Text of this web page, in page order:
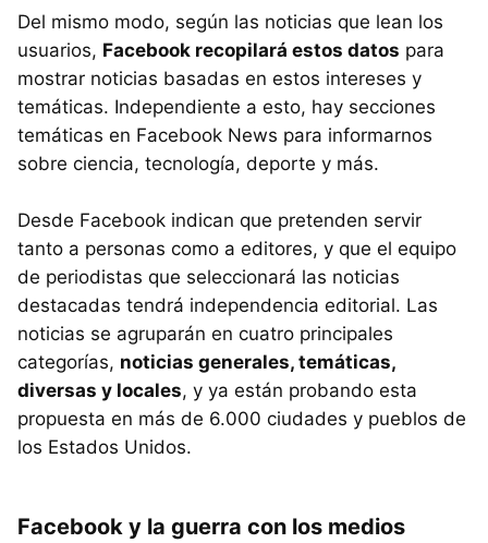
Del mismo modo, según las noticias que lean los
usuarios, Facebook recopilará estos datos para
mostrar noticias basadas en estos intereses y
temáticas. Independiente a esto, hay secciones
temáticas en Facebook News para informarnos
sobre ciencia, tecnología, deporte y más.
Desde Facebook indican que pretenden servir
tanto a personas como a editores, y que el equipo
de periodistas que seleccionará las noticias
destacadas tendrá independencia editorial. Las
noticias se agruparán en cuatro principales
categorías, noticias generales, temáticas,
diversas y locales, y ya están probando esta
propuesta en más de 6.000 ciudades y pueblos de
los Estados Unidos.
Facebook y la guerra con los medios